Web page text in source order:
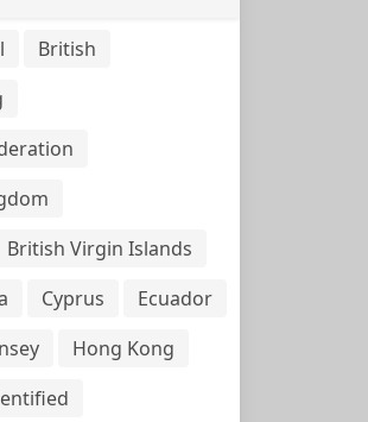
British
British Virgin Islands
Cyprus
Ecuador
Hong Kong